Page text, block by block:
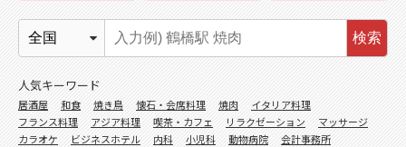
検索
人気キーワード
居酒屋 和食 焼き鳥 懐石・会席料理 焼肉
イタリア料理
フランス料理
アジア料理 喫茶・カフェ リラクゼーション
マッサージ
カラオケ
ビジネスホテル 内科 小児科 動物病院
会計事務所